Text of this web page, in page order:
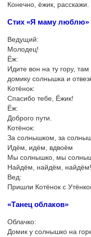
Конечно, ёжик, расскажи.
Стих «Я маму люблю»
Ведущий:
Молодец!
Ёж:
Идите вон на ту гору,
домику солнышка и
Котёнок:
Спасибо тебе, Ёжик!
Ёж:
Доброго пути.
Котёнок:
За солнышком, за
Идём, идём, вдвоём
Мы солнышко, мы
Найдём, найдём, найдём!
Вед:
Пришли Котёнок с
«Танец облаков»
Облачко:
Домик у солнышко на